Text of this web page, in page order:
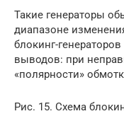
Такие генераторы
диапазоне
блокинг-
выводов: при
«полярности»
Рис. 15. Схема